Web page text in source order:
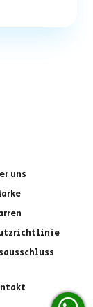
uns